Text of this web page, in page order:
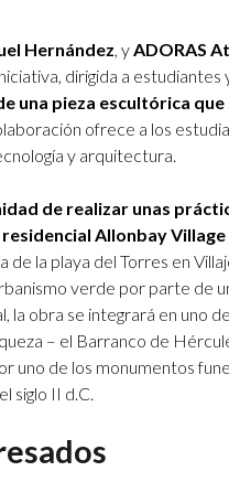
Hernández, yADORAS
dirigida a estudiantes
una pieza escultórica que
ofrece a los
y arquitectura.
de realizar unas
Allonbay Village
de la playa del Torres en
verde por parte de
la obra se integrará en uno
– el Barranco de
uno de los monumentos
siglo II d.C.